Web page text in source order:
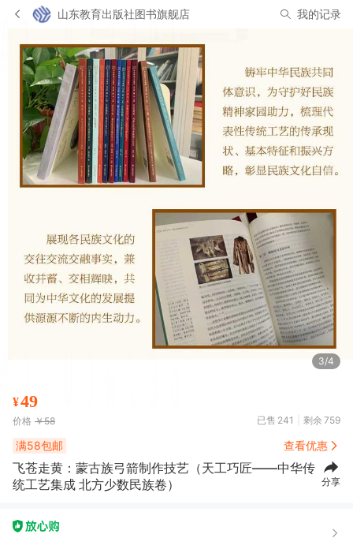
山东教育出版社图书旗舰店 我的记录
3/4
¥49
价格 ￥58 已售 241 剩余 759
满58包邮 查看优惠
飞苍走黄：蒙古族弓箭制作技艺（天工巧匠——中华传
统工艺集成 北方少数民族卷）
分享